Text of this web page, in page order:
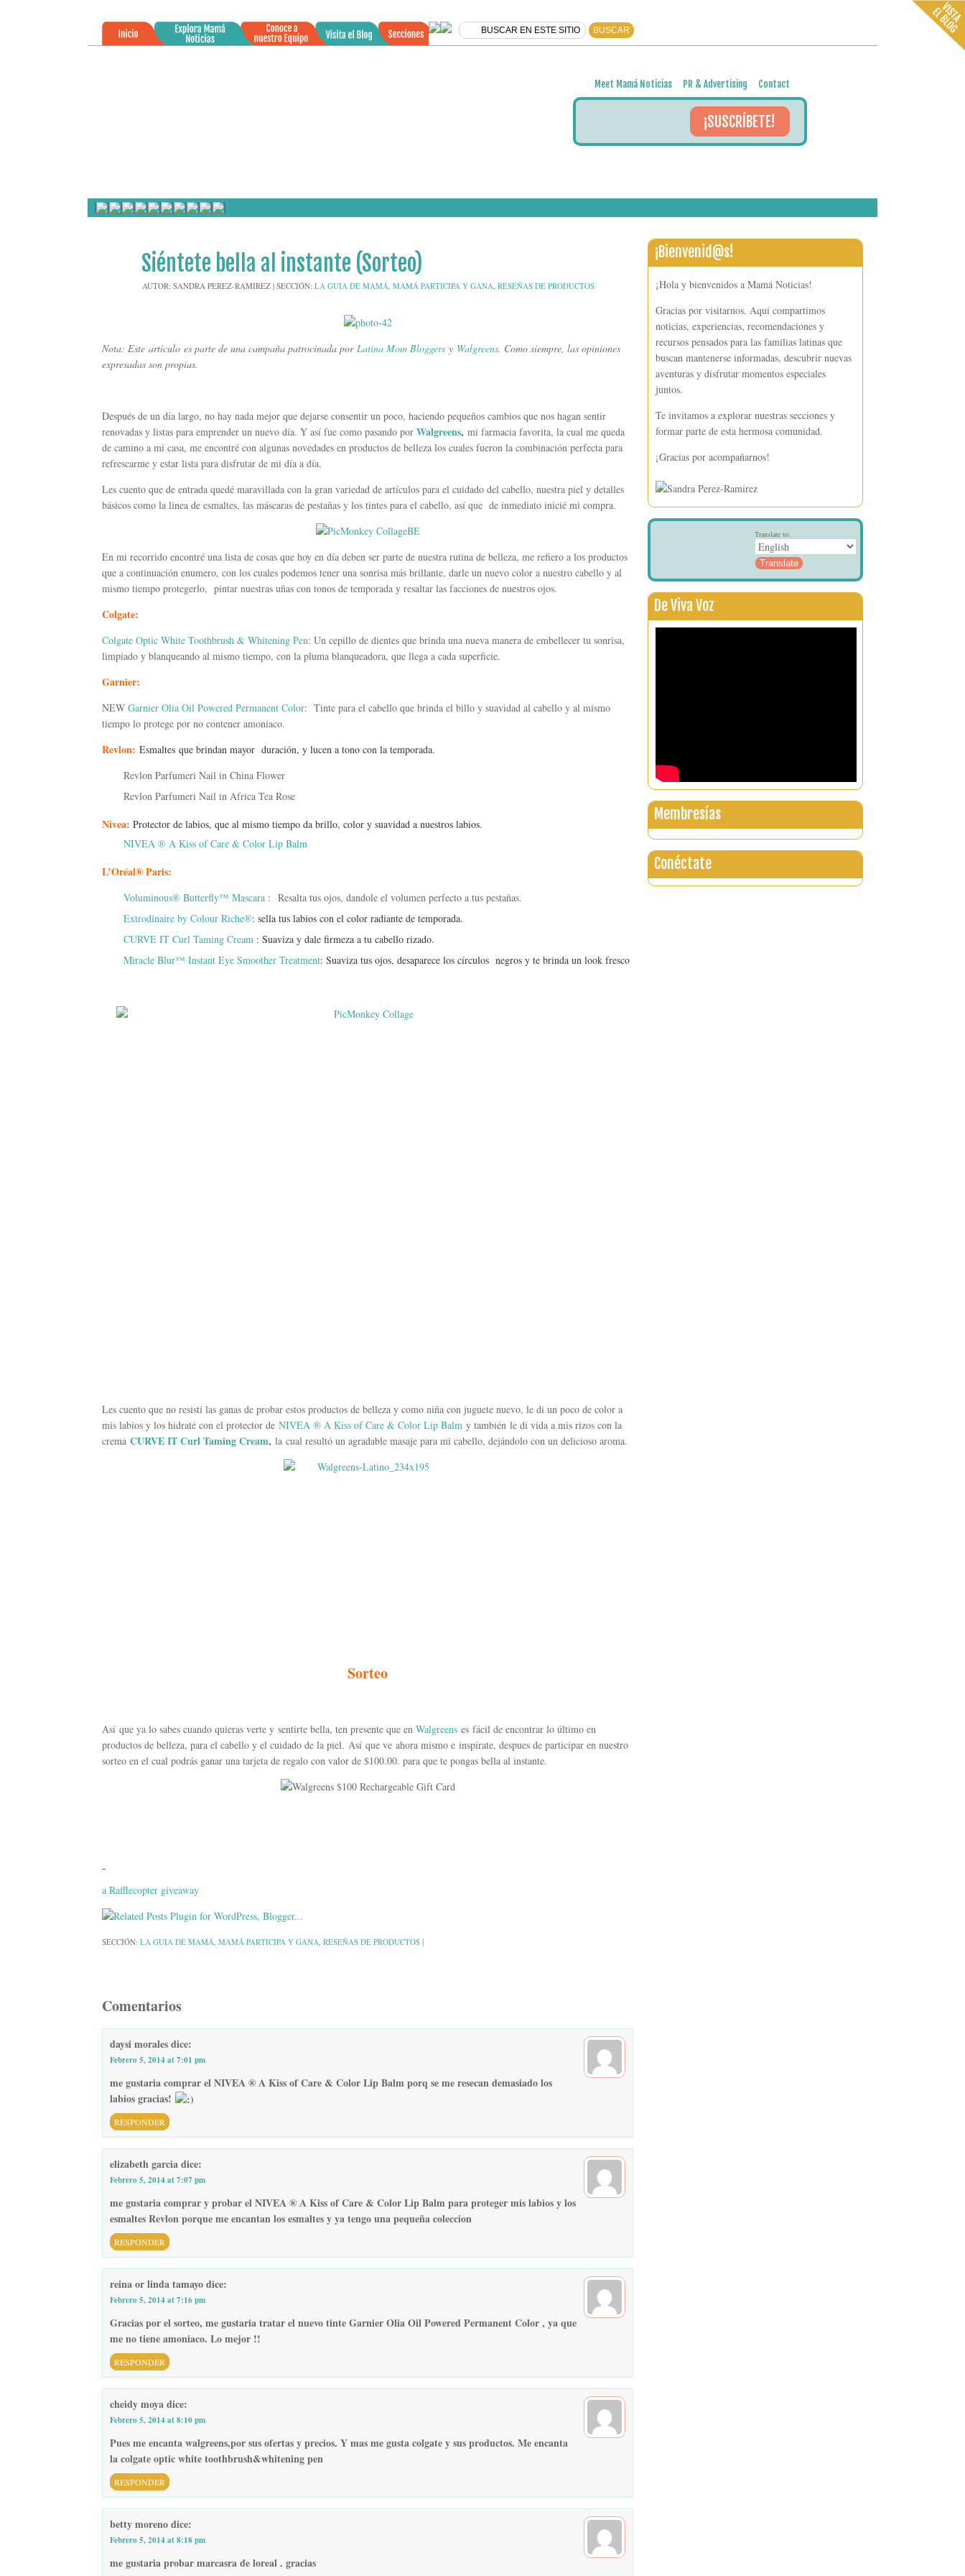
Meet Mamá Noticias PR & Advertising Contact
¡SUSCRÍBETE!
Siéntete bella al instante (Sorteo)
AUTOR: SANDRA PEREZ-RAMIREZ | SECCIÓN: LA GUIA DE MAMÁ, MAMÁ PARTICIPA Y GANA, RESEÑAS DE PRODUCTOS
Nota: Este artículo es parte de una campaña patrocinada por Latina Mom Bloggers y Walgreens. Como siempre, las opiniones
expresadas son propias.
Después de un día largo, no hay nada mejor que dejarse consentir un poco, haciendo pequeños cambios que nos hagan sentir
renovadas y listas para emprender un nuevo día. Y así fue como pasando por Walgreens, mi farmacia favorita, la cual me queda
de camino a mi casa, me encontré con algunas novedades en productos de belleza los cuales fueron la combinación perfecta para
refrescarme y estar lista para disfrutar de mi día a día.
Les cuento que de entrada quedé maravillada con la gran variedad de artículos para el cuidado del cabello, nuestra piel y detalles
básicos como la linea de esmaltes, las máscaras de pestañas y los tintes para el cabello, así que de inmediato inicié mi compra.
En mi recorrido encontré una lista de cosas que hoy en día deben ser parte de nuestra rutina de belleza, me refiero a los productos
que a continuación enumero, con los cuales podemos tener una sonrisa más brillante, darle un nuevo color a nuestro cabello y al
mismo tiempo protegerlo, pintar nuestras uñas con tonos de temporada y resaltar las facciones de nuestros ojos.
Colgate:
Colgate Optic White Toothbrush & Whitening Pen: Un cepillo de dientes que brinda una nueva manera de embellecer tu sonrisa,
limpiado y blanqueando al mismo tiempo, con la pluma blanqueadora, que llega a cada superficie.
Garnier:
NEW Garnier Olia Oil Powered Permanent Color: Tinte para el cabello que brinda el billo y suavidad al cabello y al mismo
tiempo lo protege por no contener amoniaco.
Revlon: Esmaltes que brindan mayor duración, y lucen a tono con la temporada.
Revlon Parfumeri Nail in China Flower
Revlon Parfumeri Nail in Africa Tea Rose
Nivea: Protector de labios, que al mismo tiempo da brillo, color y suavidad a nuestros labios.
NIVEA ® A Kiss of Care & Color Lip Balm
L’Oréal® Paris:
Voluminous® Butterfly™ Mascara : Resalta tus ojos, dandole el volumen perfecto a tus pestañas.
Extrodinaire by Colour Riche®: sella tus labios con el color radiante de temporada.
CURVE IT Curl Taming Cream : Suaviza y dale firmeza a tu cabello rizado.
Miracle Blur™ Instant Eye Smoother Treatment: Suaviza tus ojos, desaparece los círculos negros y te brinda un look fresco
Les cuento que no resistí las ganas de probar estos productos de belleza y como niña con juguete nuevo, le di un poco de color a
mis labios y los hidraté con el protector de NIVEA ® A Kiss of Care & Color Lip Balm y también le di vida a mis rizos con la
crema CURVE IT Curl Taming Cream, la cual resultó un agradable masaje para mi cabello, dejándolo con un delicioso aroma.
Sorteo
Así que ya lo sabes cuando quieras verte y sentirte bella, ten presente que en Walgreens es fácil de encontrar lo último en
productos de belleza, para el cabello y el cuidado de la piel. Así que ve ahora mismo e inspírate, despues de participar en nuestro
sorteo en el cual podrás ganar una tarjeta de regalo con valor de $100.00. para que te pongas bella al instante.
a Rafflecopter giveaway
SECCIÓN: LA GUIA DE MAMÁ, MAMÁ PARTICIPA Y GANA, RESEÑAS DE PRODUCTOS |
Comentarios
daysi moralesdice:
Febrero 5, 2014 at 7:01 pm
me gustaria comprar el NIVEA ® A Kiss of Care & Color Lip Balm porq se me resecan demasiado los
labios gracias!
RESPONDER
elizabeth garciadice:
Febrero 5, 2014 at 7:07 pm
me gustaria comprar y probar el NIVEA ® A Kiss of Care & Color Lip Balm para proteger mis labios y los
esmaltes Revlon porque me encantan los esmaltes y ya tengo una pequeña coleccion
RESPONDER
reina or linda tamayodice:
Febrero 5, 2014 at 7:16 pm
Gracias por el sorteo, me gustaria tratar el nuevo tinte Garnier Olia Oil Powered Permanent Color , ya que
me no tiene amoniaco. Lo mejor !!
RESPONDER
cheidy moyadice:
Febrero 5, 2014 at 8:10 pm
Pues me encanta walgreens,por sus ofertas y precios. Y mas me gusta colgate y sus productos. Me encanta
la colgate optic white toothbrush&whitening pen
RESPONDER
betty morenodice:
Febrero 5, 2014 at 8:18 pm
me gustaria probar marcasra de loreal . gracias
¡Bienvenid@s!
¡Hola y bienvenidos a Mamá Noticias!
Gracias por visitarnos. Aquí compartimos
noticias, experiencias, recomendaciones y
recursos pensados para las familias latinas que
buscan mantenerse informadas, descubrir nuevas
aventuras y disfrutar momentos especiales
juntos.
Te invitamos a explorar nuestras secciones y
formar parte de esta hermosa comunidad.
¡Gracias por acompañarnos!
Translate to:
De Viva Voz
Membresías
Conéctate